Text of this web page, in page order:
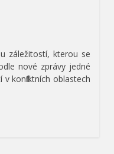
záležitostí, kterou se
nové zprávy jedné
konfliktních oblastech